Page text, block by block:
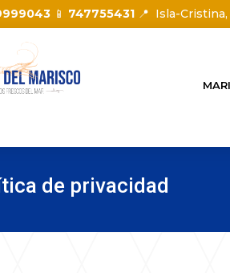
📱 747755431 📍 Isla-
de privacidad